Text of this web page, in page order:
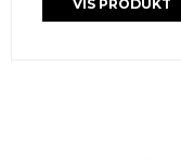
VIS PRODUKT